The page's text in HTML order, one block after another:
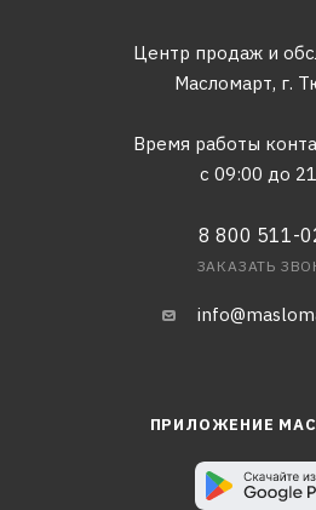
Центр продаж и
Масломарт, г.
Время работы
с 09:00 до
8 800 511-
ЗАКАЗАТЬ
ПРИЛОЖЕНИЕ